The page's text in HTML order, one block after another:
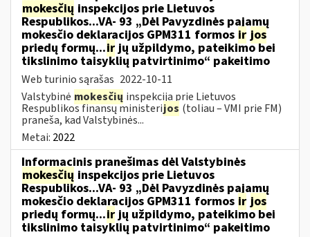
mokesčių inspekcijos prie Lietuvos
Respublikos...VA- 93 „Dėl Pavyzdinės pajamų
mokesčio deklaracijos GPM311 formos ir jos
priedų formų...irjų užpildymo, pateikimo bei
tikslinimo taisyklių patvirtinimo“ pakeitimo
Web turinio sąrašas 2022-10-11
Valstybinė mokesčių inspekcija prie Lietuvos
Respublikos finansų ministerijos (toliau – VMI prie FM)
praneša, kad Valstybinės...
Metai: 2022
Informacinis pranešimas dėl Valstybinės
mokesčių inspekcijos prie Lietuvos
Respublikos...VA- 93 „Dėl Pavyzdinės pajamų
mokesčio deklaracijos GPM311 formos ir jos
priedų formų...irjų užpildymo, pateikimo bei
tikslinimo taisyklių patvirtinimo“ pakeitimo